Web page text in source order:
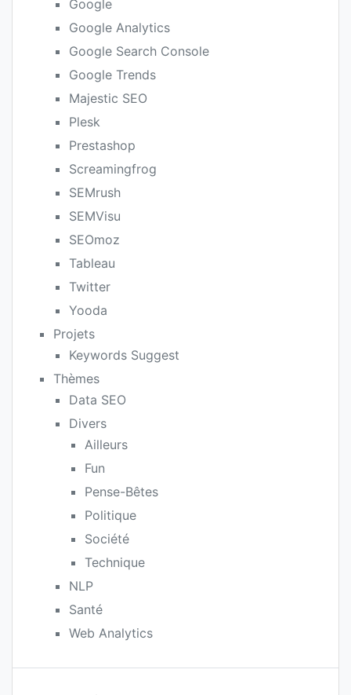
Google
Google Analytics
Google Search Console
Google Trends
Majestic SEO
Plesk
Prestashop
Screamingfrog
SEMrush
SEMVisu
SEOmoz
Tableau
Twitter
Yooda
Projets
Keywords Suggest
Thèmes
Data SEO
Divers
Ailleurs
Fun
Pense-Bêtes
Politique
Société
Technique
NLP
Santé
Web Analytics